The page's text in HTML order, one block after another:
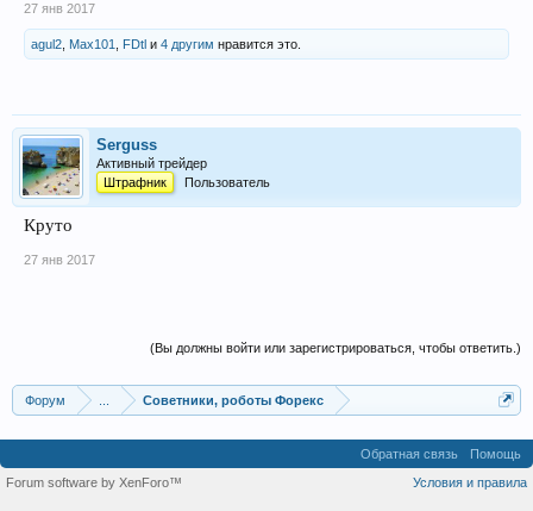
27 янв 2017
agul2 Max101 FDtl и 4 другим нравится это.
Serguss
Активный трейдер
Штрафник
Пользователь
Круто
27 янв 2017
(Вы должны войти или зарегистрироваться, чтобы ответить.)
Форум Советники, роботы Форекс
Обратная связь
Помощь
Условия и правила
Forum software by XenForo™